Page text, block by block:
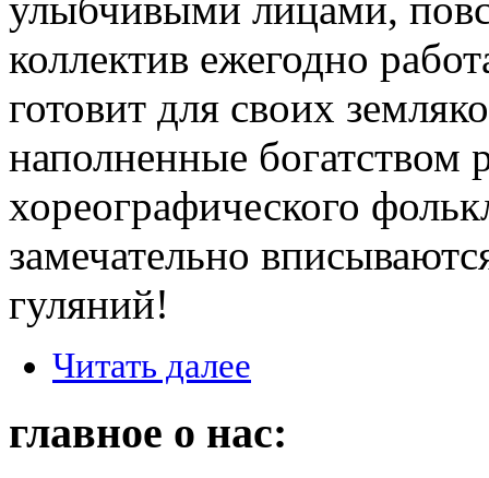
коллектив ежегодно
готовит для своих
наполненные богатством
хореографического
замечательно
гуляний!
Читать далее
главное о нас: